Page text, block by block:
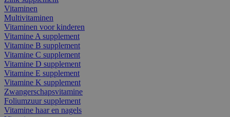
Vitaminen
Multivitaminen
Vitaminen voor kinderen
Vitamine A supplement
Vitamine B supplement
Vitamine C supplement
Vitamine D supplement
Vitamine E supplement
Vitamine K supplement
Zwangerschapsvitamine
Foliumzuur supplement
Vitamine haar en nagels